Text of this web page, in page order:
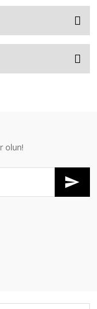
olun!